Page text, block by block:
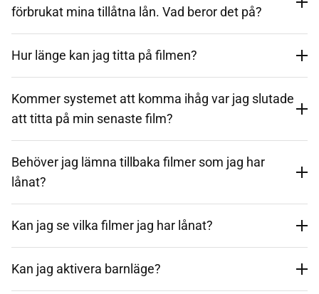
förbrukat mina tillåtna lån. Vad beror det på?
Hur länge kan jag titta på filmen?
Kommer systemet att komma ihåg var jag slutade
att titta på min senaste film?
Behöver jag lämna tillbaka filmer som jag har
lånat?
Kan jag se vilka filmer jag har lånat?
Kan jag aktivera barnläge?